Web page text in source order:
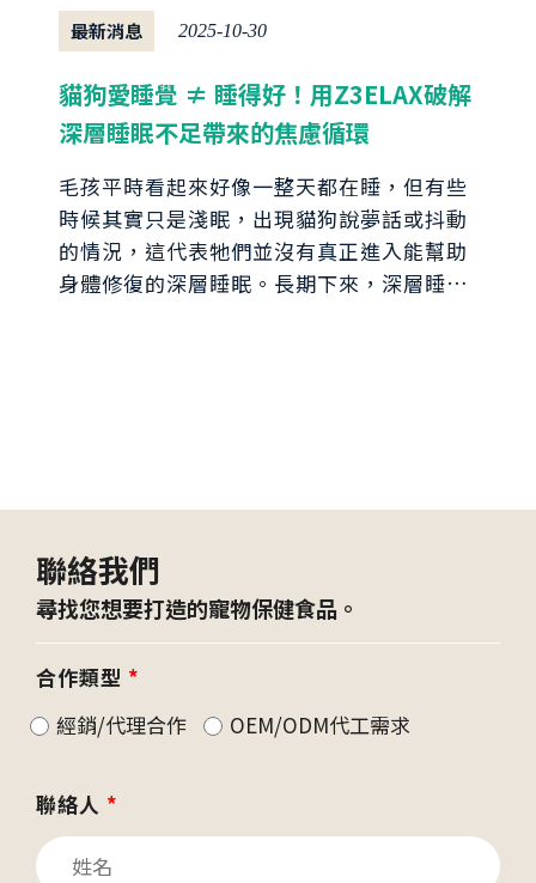
最新消息 2025-10-30
貓狗愛睡覺 ≠ 睡得好！用Z3ELAX破解
深層睡眠不足帶來的焦慮循環
毛孩平時看起來好像一整天都在睡，但有些
時候其實只是淺眠，出現貓狗說夢話或抖動
的情況，這代表牠們並沒有真正進入能幫助
身體修復的深層睡眠。長期下來，深層睡眠
聯絡我們
尋找您想要打造的寵物保健食品。
合作類型 *
經銷/代理合作
OEM/ODM代工需求
聯絡人 *